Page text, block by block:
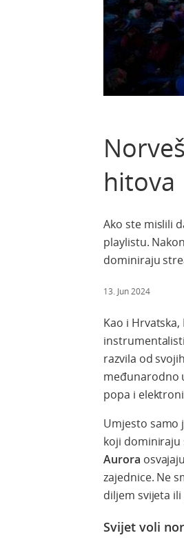
hitova
Ako ste mislili
playlistu.
dominiraju
13. Jun 2024
Kao i
razvila od
međunarodno
popa i
Umjesto samo
koji
Aurora
zajednice. Ne
diljem svijeta
Svijet voli